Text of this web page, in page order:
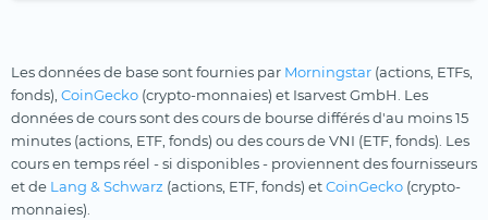
Les données de base sont fournies par Morningstar (actions, ETFs,
fonds), CoinGecko (crypto-monnaies) et Isarvest GmbH. Les
données de cours sont des cours de bourse différés d'au moins 15
minutes (actions, ETF, fonds) ou des cours de VNI (ETF, fonds). Les
cours en temps réel - si disponibles - proviennent des fournisseurs
et de Lang & Schwarz (actions, ETF, fonds) etCoinGecko (crypto-
monnaies).